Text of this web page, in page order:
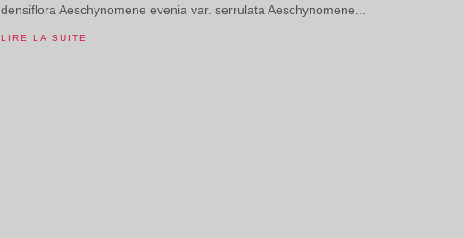
densiflora Aeschynomene evenia var. serrulata Aeschynomene...
LIRE LA SUITE